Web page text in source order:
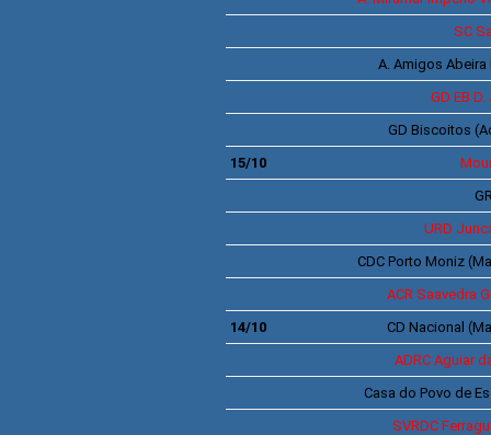
SC
A. Amigos Abeira
GD EB
GD Biscoitos
15/10
URD
CDC Porto Moniz
ACR Saavedra
14/10
CD Nacional
ADRC Aguiar
Casa do Povo de
SVRDC